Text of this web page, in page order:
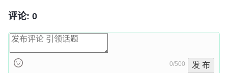
评论: 0
0/500 发 布